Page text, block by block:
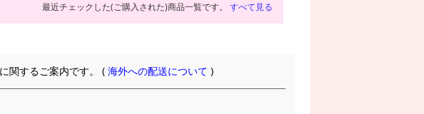
最近チェックした(ご購入された)商品一覧です。 すべて見る
関するご案内です。 (海外への配送について )